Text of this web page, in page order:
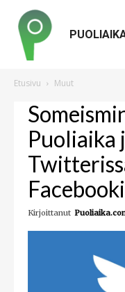
Etusivu Muut
Puoliaika
Kirjoittanut